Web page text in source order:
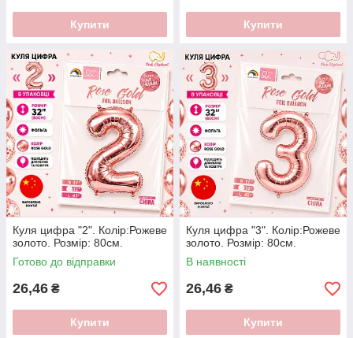
Купити Купити
Куля цифра "2". Колір:Рожеве
золото. Розмір: 80см.
Готово до відправки
26,46 ₴
Купити
Куля цифра "3". Колір:Рожеве
золото. Розмір: 80см.
В наявності
26,46 ₴
Купити